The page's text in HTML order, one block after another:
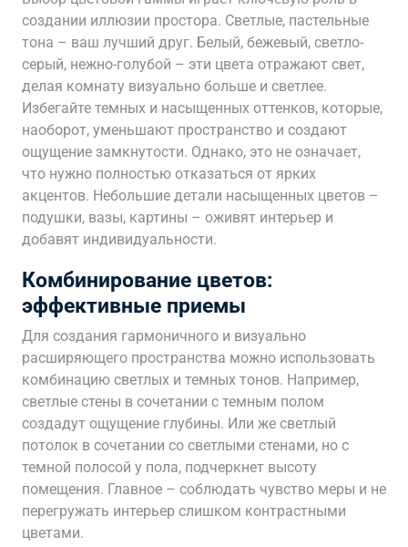
создании иллюзии простора. Светлые, пастельные
тона – ваш лучший друг. Белый, бежевый, светло-
серый, нежно-голубой – эти цвета отражают свет,
делая комнату визуально больше и светлее.
Избегайте темных и насыщенных оттенков, которые,
наоборот, уменьшают пространство и создают
ощущение замкнутости. Однако, это не означает,
что нужно полностью отказаться от ярких
акцентов. Небольшие детали насыщенных цветов –
подушки, вазы, картины – оживят интерьер и
добавят индивидуальности.
Комбинирование цветов:
эффективные приемы
Для создания гармоничного и визуально
расширяющего пространства можно использовать
комбинацию светлых и темных тонов. Например,
светлые стены в сочетании с темным полом
создадут ощущение глубины. Или же светлый
потолок в сочетании со светлыми стенами, но с
темной полосой у пола, подчеркнет высоту
помещения. Главное – соблюдать чувство меры и не
перегружать интерьер слишком контрастными
цветами.